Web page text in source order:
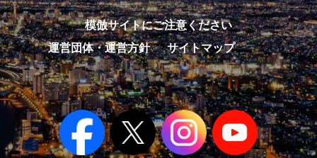
模倣サイトにご注意ください
運営団体・運営方針
サイトマップ